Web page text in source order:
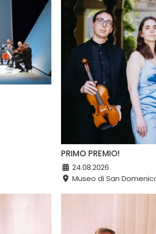
PRIMO PREMIO!
24.08.2026
Museo di San